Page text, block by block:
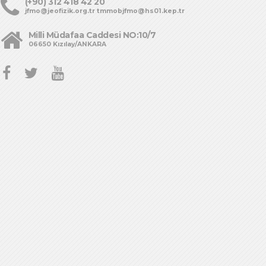
jfmo@jeofizik.org.tr tmmobjfmo@hs01.kep.tr
Milli Müdafaa Caddesi NO:10/7
06650 Kızılay/ANKARA